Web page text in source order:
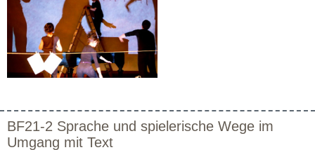
BF21-2 Sprache und spielerische Wege im
Umgang mit Text